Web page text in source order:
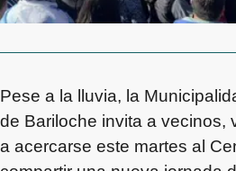
Pese a la lluvia, la
de Bariloche invita a vecinos,
a acercarse este martes al